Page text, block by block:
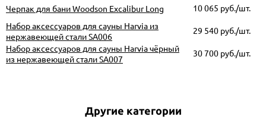
Черпак для бани Woodson Excalibur Long 10 065 руб./шт.
Набор аксессуаров для сауны Harvia из
нержавеющей стали SA006
29 540 руб./шт.
Набор аксессуаров для сауны Harvia чёрный
из нержавеющей стали SA007
30 700 руб./шт.